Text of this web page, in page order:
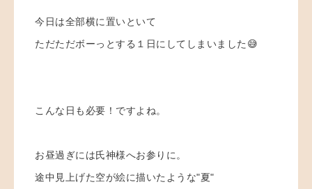
今日は全部横に置いといて
ただただボーっとする１日にしてしまいました😅
こんな日も必要！ですよね。
お昼過ぎには氏神様へお参りに。
途中見上げた空が絵に描いたような"夏"